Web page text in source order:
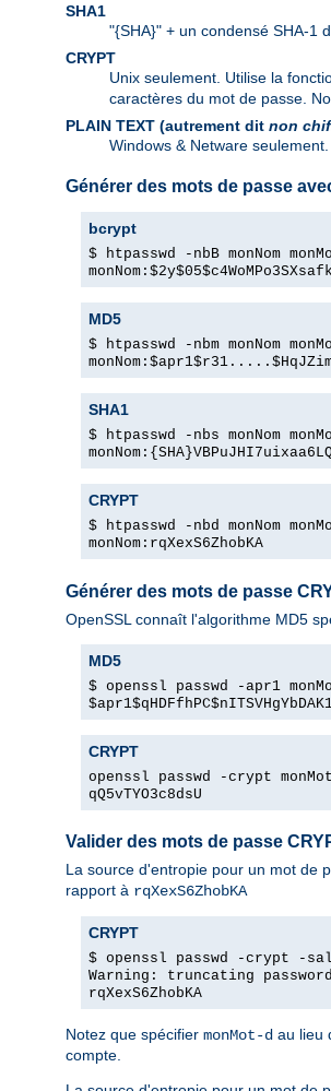
SHA1
"{SHA}" + un condensé SHA-1
CRYPT
Unix seulement. Utilise la
caractères du mot de passe.
PLAIN TEXT (autrement dit non
Windows & Netware seulement.
Générer des mots de passe
bcrypt
$ htpasswd -nbB monNom
MD5
$ htpasswd -nbm monNom
SHA1
$ htpasswd -nbs monNom
CRYPT
$ htpasswd -nbd monNom
monNom:rqXexS6ZhobKA
Générer des mots de passe
OpenSSL connaît l'algorithme MD5
MD5
$ openssl passwd -apr1
CRYPT
openssl passwd -crypt
qQ5vTYO3c8dsU
Valider des mots de passe
La source d'entropie pour un mot de
rapport à rqXexS6ZhobKA
CRYPT
$ openssl passwd -crypt -
Warning: truncating
rqXexS6ZhobKA
Notez que spécifier monMot-d au lieu
compte.